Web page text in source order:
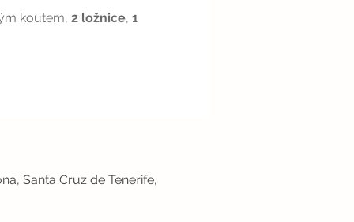
koutem, 2 ložnice, 1
Santa Cruz de Tenerife,